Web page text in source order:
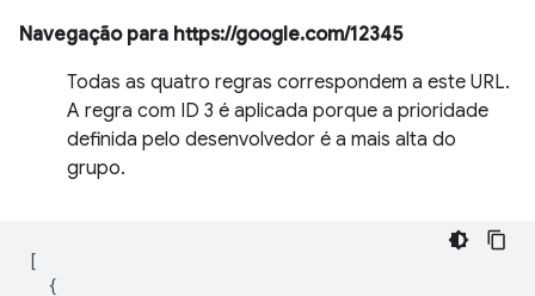
Navegação para https://google.com/12345
Todas as quatro regras correspondem a este URL.
A regra com ID 3 é aplicada porque a prioridade
definida pelo desenvolvedor é a mais alta do
grupo.
[
{